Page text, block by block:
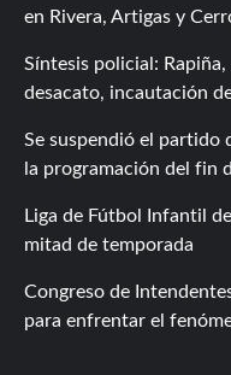
en Rivera, Artigas y
Síntesis policial:
desacato, incautación
Se suspendió el partido
la programación del fin
Liga de Fútbol Infantil
mitad de temporada
Congreso de
para enfrentar el